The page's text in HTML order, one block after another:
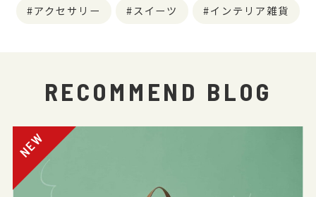
アクセサリー スイーツ インテリア雑貨
RECOMMEND BLOG